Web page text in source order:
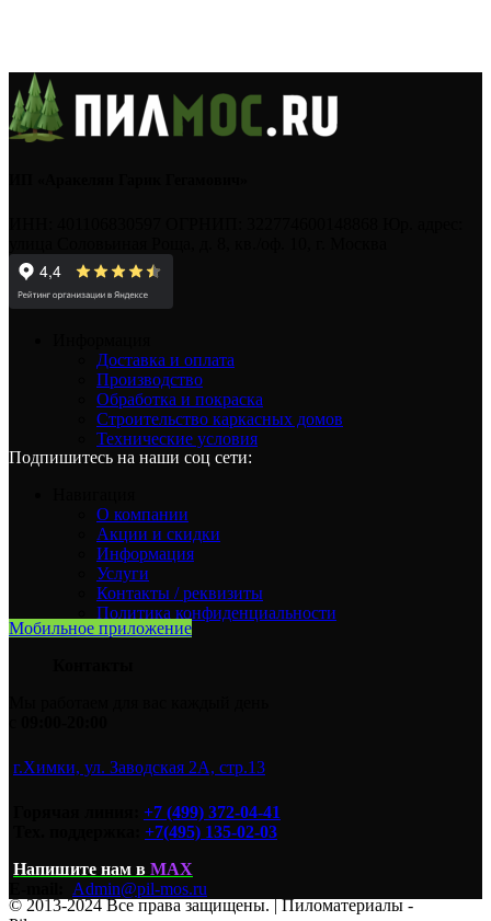
Доставка и оплата
Производство
Обработка и покраска
Строительство каркасных домов
Технические условия
Подпишитесь на наши соц сети:
О компании
Акции и скидки
Информация
Услуги
Контакты / реквизиты
Политика конфиденциальности
Мобильное приложение
г.Химки, ул. Заводская 2А, стр.13
+7 (499) 372-04-41
+7(495) 135-02-03
Напишите нам в MAX
Admin@pil-mos.ru
© 2013-2024 Все права защищены. | Пиломатериалы -